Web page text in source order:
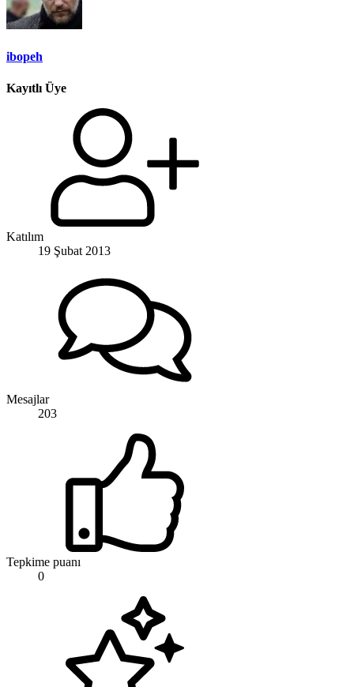
ibopeh
Kayıtlı Üye
Katılım
19 Şubat 2013
Mesajlar
203
Tepkime puanı
0